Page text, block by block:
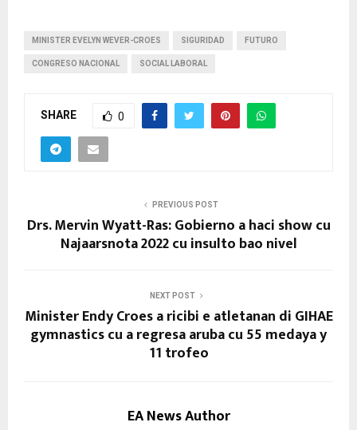
MINISTER EVELYN WEVER-CROES SIGURIDAD FUTURO
CONGRESO NACIONAL SOCIAL LABORAL
SHARE 0
PREVIOUS POST
Drs. Mervin Wyatt-Ras: Gobierno a haci show cu
Najaarsnota 2022 cu insulto bao nivel
NEXT POST
Minister Endy Croes a ricibi e atletanan di GIHAE
gymnastics cu a regresa aruba cu 55 medaya y
11 trofeo
EA News Author